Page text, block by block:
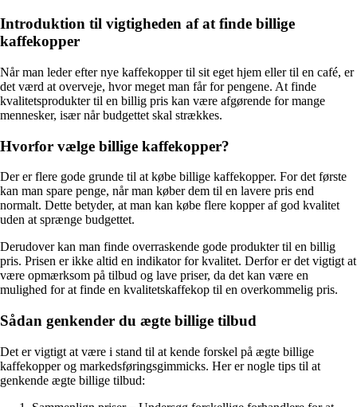
Introduktion til vigtigheden af ​​at finde billige
kaffekopper
Når man leder efter nye kaffekopper til sit eget hjem eller til en café, er
det værd at overveje, hvor meget man får for pengene. At finde
kvalitetsprodukter til en billig pris kan være afgørende for mange
mennesker, især når budgettet skal strækkes.
Hvorfor vælge billige kaffekopper?
Der er flere gode grunde til at købe billige kaffekopper. For det første
kan man spare penge, når man køber dem til en lavere pris end
normalt. Dette betyder, at man kan købe flere kopper af god kvalitet
uden at sprænge budgettet.
Derudover kan man finde overraskende gode produkter til en billig
pris. Prisen er ikke altid en indikator for kvalitet. Derfor er det vigtigt at
være opmærksom på tilbud og lave priser, da det kan være en
mulighed for at finde en kvalitetskaffekop til en overkommelig pris.
Sådan genkender du ægte billige tilbud
Det er vigtigt at være i stand til at kende forskel på ægte billige
kaffekopper og markedsføringsgimmicks. Her er nogle tips til at
genkende ægte billige tilbud: